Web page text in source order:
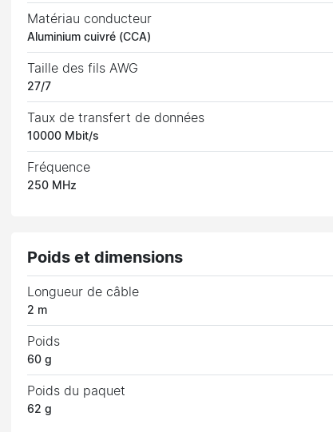
Matériau conducteur
Aluminium cuivré (CCA)
Taille des fils AWG
27/7
Taux de transfert de données
10000 Mbit/s
Fréquence
250 MHz
Poids et dimensions
Longueur de câble
2 m
Poids
60 g
Poids du paquet
62 g